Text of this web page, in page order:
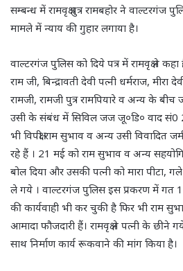
सम्बन्ध में रामवृक्ष पुत्र रामबहोर ने वाल्टरगंज
मामले में न्याय की गुहार लगाया है।
वाल्टरगंज पुलिस को दिये पत्र में रामवृक्ष ने कहा
राम जी, बिन्द्रावती देवी पत्नी धर्मराज, मीरा
रामजी, रामजी पुत्र रामपियारे व अन्य के बीच
उसी के संबंध में सिविल जज जू०डि० वाद सं0
भी विपक्षी राम सुभाव व अन्य उसी विवादित
रहे हैं । 21 मई को राम सुभाव व अन्य
बोल दिया और उसकी पत्नी को मारा पीटा,
ले गये । वाल्टरगंज पुलिस इस प्रकरण में गत
की कार्यवाही भी कर चुकी है फिर भी राम
आमादा फौजदारी हैं। रामवृक्ष ने पत्नी के
साथ निर्माण कार्य रूकवाने की मांग किया है।